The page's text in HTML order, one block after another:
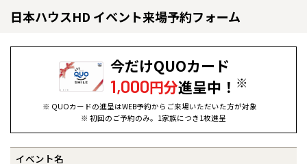
日本ハウスHD イベント来場予約フォーム
今だけQUOカード
1,000円分進呈中！ ※
※ QUOカードの進呈はWEB予約からご来場いただいた方が対象
※ 初回のご予約のみ。1家族につき1枚進呈
イベント名